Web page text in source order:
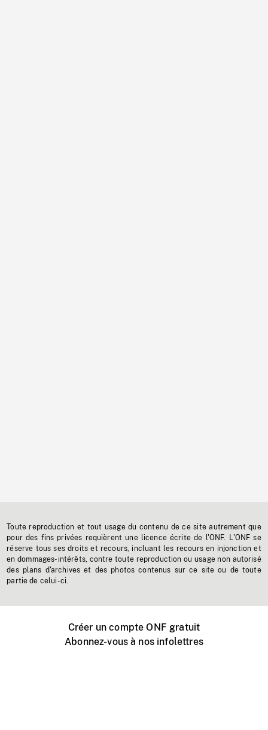
Toute reproduction et tout usage du contenu de ce site autrement que
pour des fins privées requièrent une licence écrite de l'ONF. L'ONF se
réserve tous ses droits et recours, incluant les recours en injonction et
en dommages-intérêts, contre toute reproduction ou usage non autorisé
des plans d'archives et des photos contenus sur ce site ou de toute
partie de celui-ci.
Créer un compte ONF gratuit
Abonnez-vous à nos infolettres